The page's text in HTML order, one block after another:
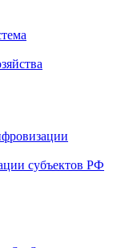
субъектов РФ